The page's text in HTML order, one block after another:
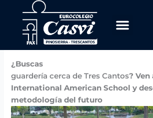
contenido
PorCasvi/noviembre 27, 2024
¿Buscas
guardería cerca de Tres Cantos? Ven
International American School y
metodología del futuro